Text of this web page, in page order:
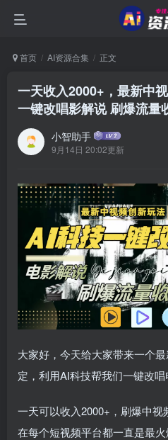
首页 AI资源合集 正文
一天收入2000+，最新中
一键改唱影解说 刷爆流量
小智助手
9月14日 20:02更新
大家好，今天给大家带来一个
定，利用AI科技帮我们一键改唱
一天可以收入2000+，刷爆中
在每个短视频平台都一直是最火